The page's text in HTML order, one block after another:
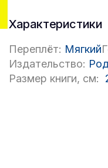
Характеристики
Переплёт: Мягкий
Издательство:
Размер книги, см: